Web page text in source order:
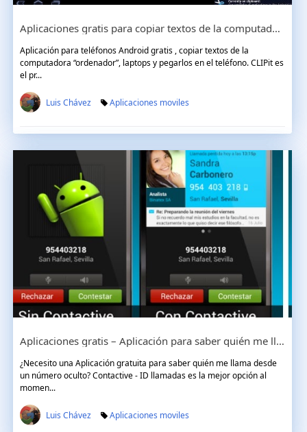
Aplicaciones gratis para copiar textos de la computadora “Ordenador” y pegarlos en el teléfono
Aplicación para teléfonos Android gratis , copiar textos de la
computadora “ordenador”, laptops y pegarlos en el teléfono. CLIPit es
el pr...
Luis Chávez Aplicaciones moviles
Aplicaciones gratis – Aplicación para saber quién me llama desde un número oculto
¿Necesito una Aplicación gratuita para saber quién me llama desde
un número oculto? Contactive - ID llamadas es la mejor opción al
momen...
Luis Chávez Aplicaciones moviles